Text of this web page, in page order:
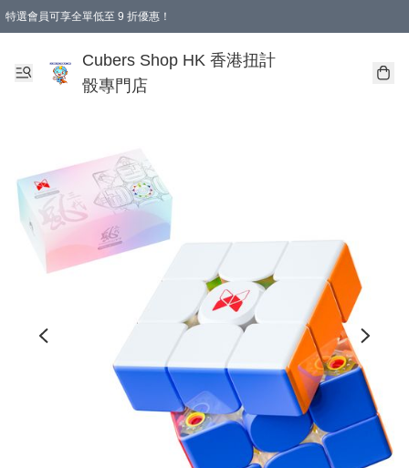
特選會員可享全單低至 9 折優惠！
購物滿 HKD 250.00 即減 HKD 28.00 運費！（適用於 本地送貨、本地取貨 )
Cubers Shop HK 香港扭計
骰專門店